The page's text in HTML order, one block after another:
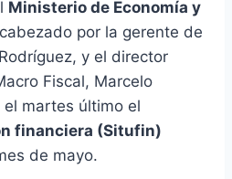
Ministerio de Economía y
por la gerente de
y el director
Fiscal, Marcelo
martes último el
financiera (Situfin)
de mayo.